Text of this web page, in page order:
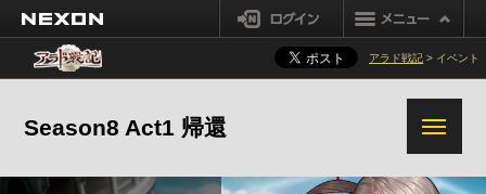
ログイン
アラド戦記 > イベント
Season8 Act1 帰還
ダークナイト クリエイター
ガンブレーダー